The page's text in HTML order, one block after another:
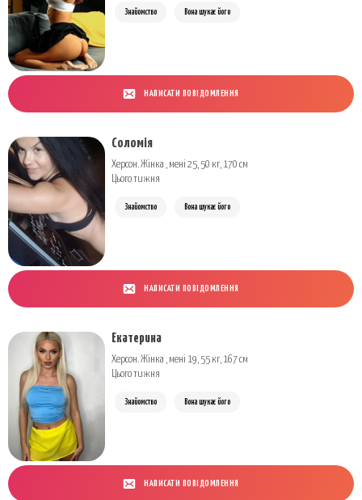
Знайомство Вона шукає його
НАПИСАТИ ПОВІДОМЛЕННЯ
Соломія
Херсон. Жінка , мені 25, 50 кг, 170 см
Цього тижня
Знайомство Вона шукає його
НАПИСАТИ ПОВІДОМЛЕННЯ
Екатерина
Херсон. Жінка , мені 19, 55 кг, 167 см
Цього тижня
Знайомство Вона шукає його
НАПИСАТИ ПОВІДОМЛЕННЯ